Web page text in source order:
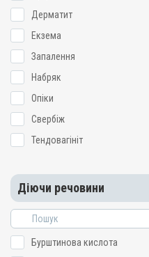
Дерматит
Екзема
Запалення
Набряк
Опіки
Свербіж
Тендовагініт
Діючи речовини
Бурштинова кислота